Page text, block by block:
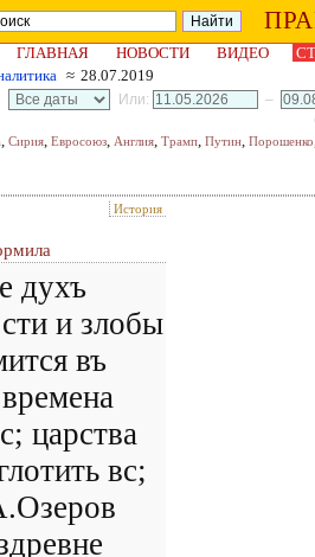
ГЛАВНАЯ НОВОСТИ ВИДЕО
≈ 28.07.2019
Или:
–
, Сирия, Евросоюз, Англия, Трамп, Путин, Порошенко
История
духъ
и злобы
въ
царства
вс;